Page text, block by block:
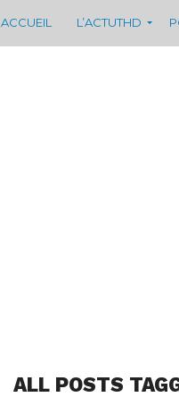
ACCUEIL L’ACTUTHD
ALL POSTS